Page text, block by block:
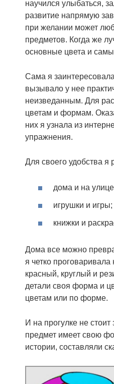
научился улыбаться,
развитие напрямую
при желании может
предметов. Когда же
основные цвета и
Сама я
вызывало у нее
неизведанным. Для
цветам и формам.
них я узнала из
упражнения.
Для своего удобства я
дома и на
игрушки и игры;
книжки и
Дома все можно
я четко
красный, круглый и
детали своя форма и
цветам или по форме.
И на прогулке не
предмет имеет свою
истории, составляли